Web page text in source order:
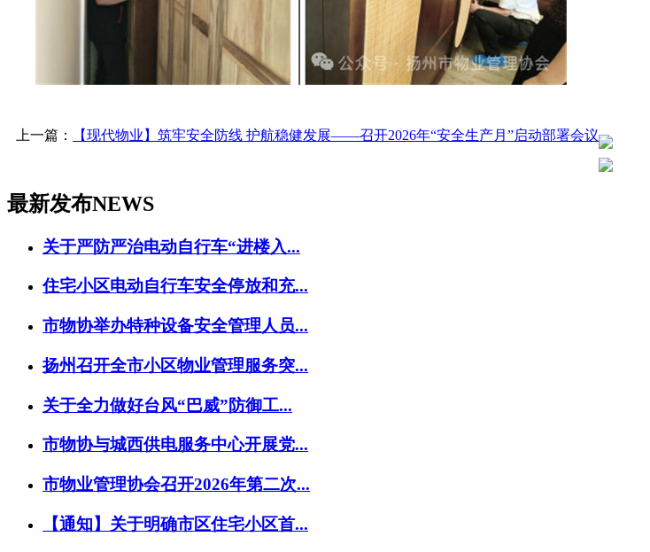
上一篇： 【现代物业】筑牢安全防线 护航稳健发展——召开2026年“安全生产月”启动部署会议
最新发布NEWS
关于严防严治电动自行车“进楼入...
住宅小区电动自行车安全停放和充...
市物协举办特种设备安全管理人员...
扬州召开全市小区物业管理服务突...
关于全力做好台风“巴威”防御工...
市物协与城西供电服务中心开展党...
市物业管理协会召开2026年第二次...
【通知】关于明确市区住宅小区首...